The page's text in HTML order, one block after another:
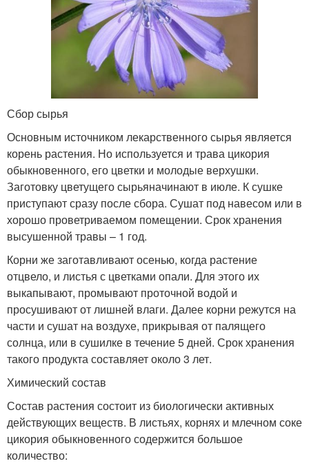
Сбор сырья
Основным источником лекарственного сырья является
корень растения. Но используется и трава цикория
обыкновенного, его цветки и молодые верхушки.
Заготовку цветущего сырьяначинают в июле. К сушке
приступают сразу после сбора. Сушат под навесом или в
хорошо проветриваемом помещении. Срок хранения
высушенной травы – 1 год.
Корни же заготавливают осенью, когда растение
отцвело, и листья с цветками опали. Для этого их
выкапывают, промывают проточной водой и
просушивают от лишней влаги. Далее корни режутся на
части и сушат на воздухе, прикрывая от палящего
солнца, или в сушилке в течение 5 дней. Срок хранения
такого продукта составляет около 3 лет.
Химический состав
Состав растения состоит из биологически активных
действующих веществ. В листьях, корнях и млечном соке
цикория обыкновенного содержится большое
количество: